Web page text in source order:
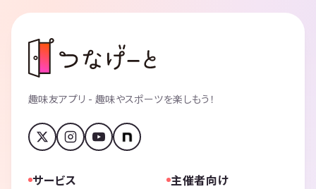
趣味友アプリ - 趣味やスポーツを楽しもう！
サービス 主催者向け